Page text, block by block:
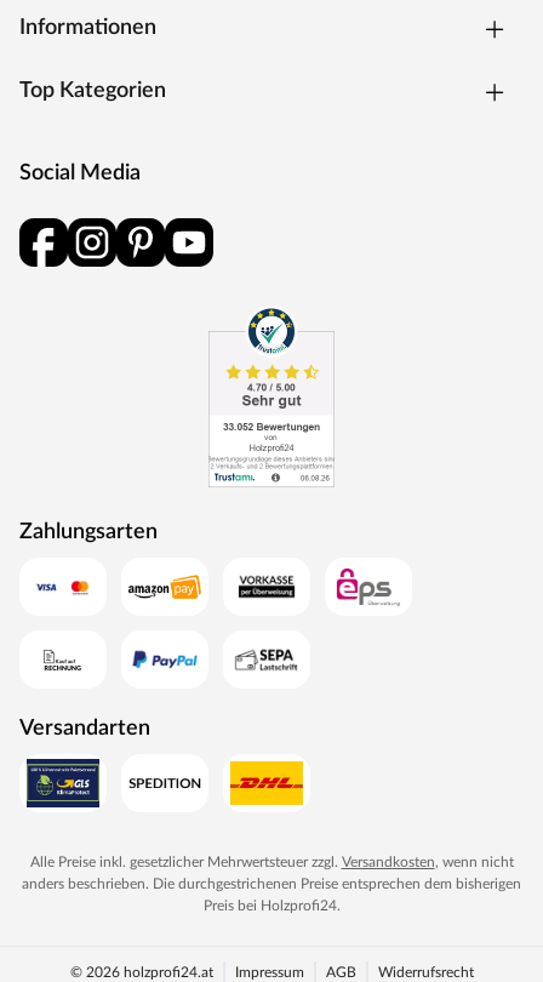
Informationen
Top Kategorien
Social Media
Zahlungsarten
Versandarten
Alle Preise inkl. gesetzlicher Mehrwertsteuer zzgl. Versandkosten, wenn nicht
anders beschrieben. Die durchgestrichenen Preise entsprechen dem bisherigen
Preis bei Holzprofi24.
© 2026 holzprofi24.at Impressum AGB Widerrufsrecht